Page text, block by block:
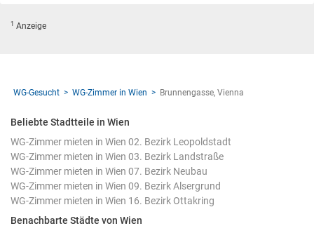
1 Anzeige
WG-Gesucht WG-Zimmer in Wien Brunnengasse, Vienna
Beliebte Stadtteile in Wien
WG-Zimmer mieten in Wien 02. Bezirk Leopoldstadt
WG-Zimmer mieten in Wien 03. Bezirk Landstraße
WG-Zimmer mieten in Wien 07. Bezirk Neubau
WG-Zimmer mieten in Wien 09. Bezirk Alsergrund
WG-Zimmer mieten in Wien 16. Bezirk Ottakring
Benachbarte Städte von Wien